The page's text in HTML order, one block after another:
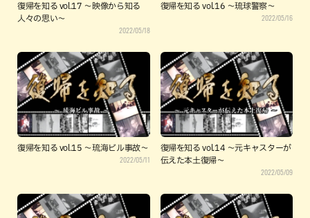
復帰を知る vol.17 ～映像から知る
人々の思い～
2022/05/18
復帰を知る vol.16 ～琉球警察～
2022/05/16
復帰を知る vol.15 ～琉海ビル事故～
2022/05/11
復帰を知る vol.14 〜元キャスターが
伝えた本土復帰〜
2022/05/09